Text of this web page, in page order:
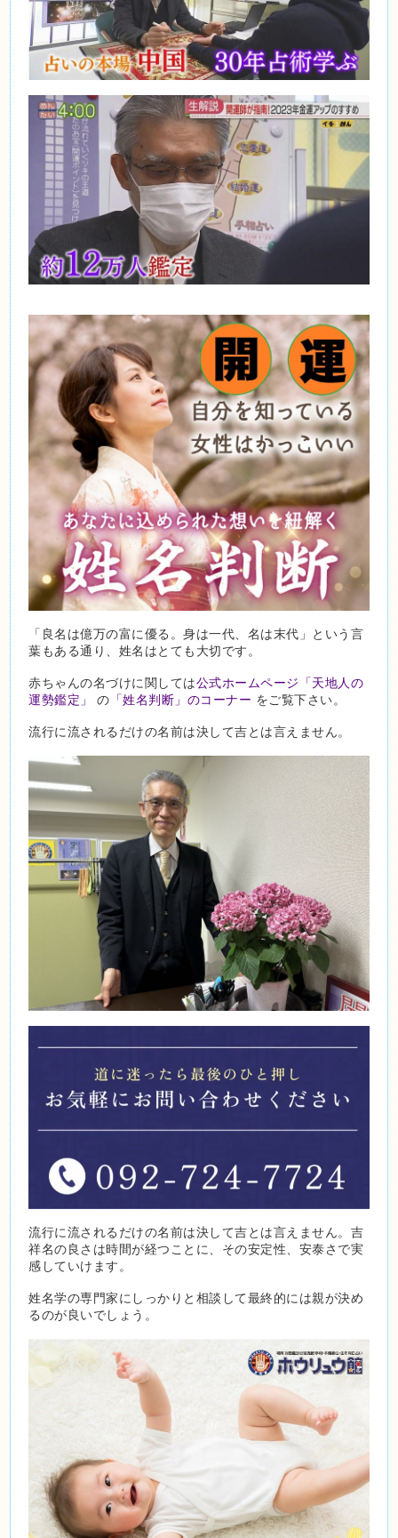
「良名は億万の富に優る。身は一代、名は末代」という言
葉もある通り、姓名はとても大切です。
赤ちゃんの名づけに関しては公式ホームページ「天地人の
運勢鑑定」
の 「姓名判断」のコーナー をご覧下さい。
流行に流されるだけの名前は決して吉とは言えません。
流行に流されるだけの名前は決して吉とは言えません。吉
祥名の良さは時間が経つことに、その安定性、安泰さで実
感していけます。
姓名学の専門家にしっかりと相談して最終的には親が決め
るのが良いでしょう。